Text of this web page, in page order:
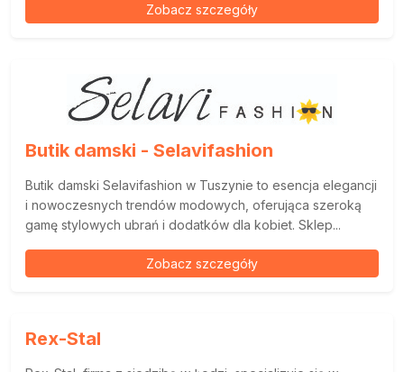
Zobacz szczegóły
Butik damski - Selavifashion
Butik damski Selavifashion w Tuszynie to esencja elegancji
i nowoczesnych trendów modowych, oferująca szeroką
gamę stylowych ubrań i dodatków dla kobiet. Sklep...
Zobacz szczegóły
Rex-Stal